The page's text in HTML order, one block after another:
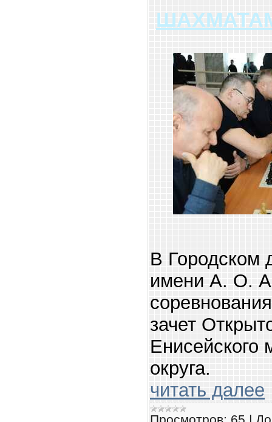
В Городском
имени А. О.
зачет
Енисейского
округа.
читать далее